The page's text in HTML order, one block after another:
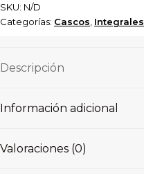
SKU: N/D
Categorías: Cascos Integrales
Descripción
Información adicional
Valoraciones (0)